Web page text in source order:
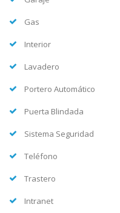
Gas
Interior
Lavadero
Portero Automático
Puerta Blindada
Sistema Seguridad
Teléfono
Trastero
Intranet